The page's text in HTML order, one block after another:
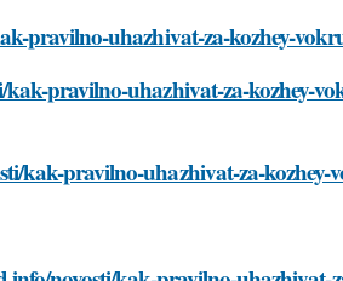
pravilno-uhazhivat-za-kozhey-
pravilno-uhazhivat-za-kozhey-
kak-pravilno-uhazhivat-za-kozhey-